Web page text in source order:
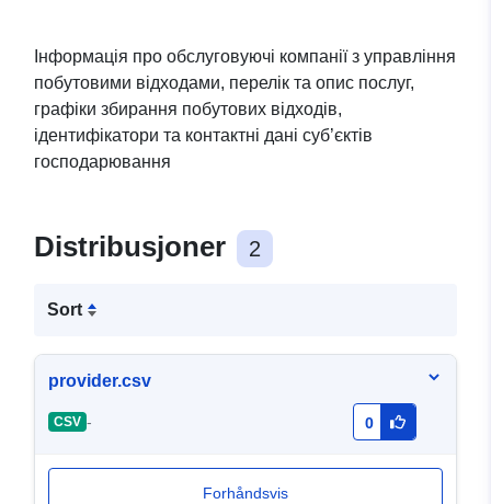
Інформація про обслуговуючі компанії з управління
побутовими відходами, перелік та опис послуг,
графіки збирання побутових відходів,
ідентифікатори та контактні дані суб’єктів
господарювання
Distribusjoner 2
Sort
provider.csv
CSV - 0
Forhåndsvis